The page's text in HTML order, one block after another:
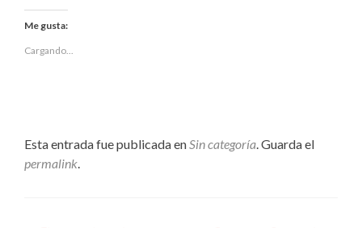
compartir
Twitter
abre
en
Me gusta:
Cargando...
Esta entrada fue publicada en Sin categoría . Guarda el
permalink